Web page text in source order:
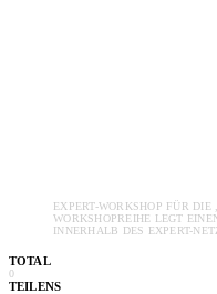
EXPERT-WORKSHOP FÜR DIE
WORKSHOPREIHE LEGT
INNERHALB DES EXPERT-
TOTAL
0
TEILENS